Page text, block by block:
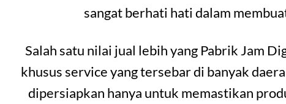
sangat berhati hati dalam
Salah satu nilai jual lebih yang Pabrik Jam
khusus service yang tersebar di banyak
dipersiapkan hanya untuk memastikan